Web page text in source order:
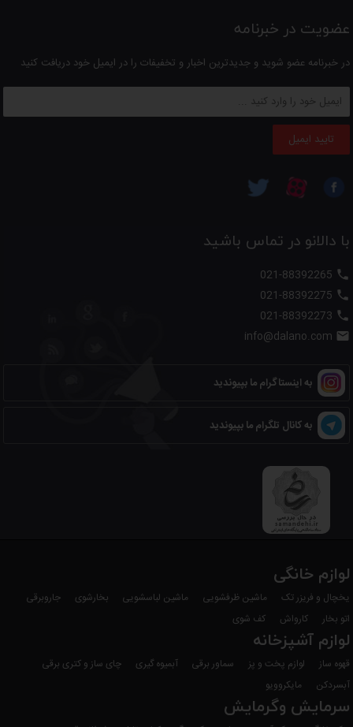
عضویت در خبرنامه
در خبرنامه عضو شوید و جدیدترین اخبار و تخفیفات را در ایمیل خود دریافت کنید
تایید ایمیل
با دالانو در تماس باشید




به اینستاگرام ما بپیوندید
به کانال تلگرام ما بپیوندید
لوازم خانگی
یخچال و فریزر تک ماشین ظرفشویی ماشین لباسشویی بخارشوی
جاروبرقی
اتو بخار
کارواش کف شوی
لوازم آشپزخانه
قهوه ساز لوازم پخت و پز سماور برقی آبمیوه گیری
چای ساز و کتری برقی
آبسردکن
مایکروویو
سرمایش وگرمایش